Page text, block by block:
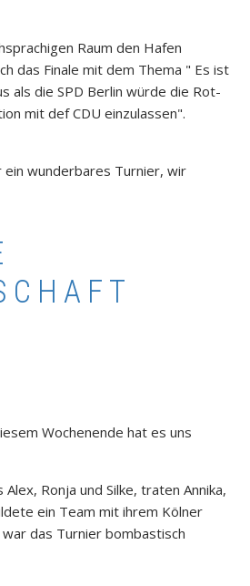
Raum den Hafen
das Finale mit dem Thema " Es ist
als die SPD Berlin würde die Rot-
mit def CDU einzulassen".
ein wunderbares Turnier, wir
Wochenende hat es uns
Ronja und Silke, traten Annika,
ein Team mit ihrem Kölner
das Turnier bombastisch